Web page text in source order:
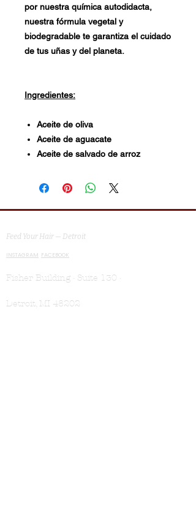
por nuestra química autodidacta,
nuestra fórmula vegetal y
biodegradable te garantiza el cuidado
de tus uñas y del planeta.
Ingredientes:
Aceite de oliva
Aceite de aguacate
Aceite de salvado de arroz
Feed Your Hair — Detroit
INSTAGRAM FACEBOOK
Fisher Building · Suite 130 ·
Detroit, MI 48202